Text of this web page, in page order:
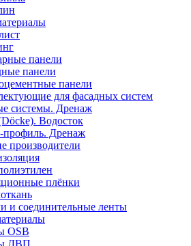
панели
панели
панели
для фасадных систем
системы. Дренаж
Водосток
профиль. Дренаж
производители
плёнки
и соединительные ленты
OSB